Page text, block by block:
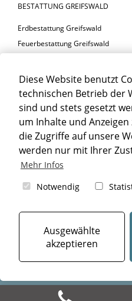
Diese Website benutzt
technischen Betrieb der
sind und stets gesetzt
um Inhalte und
die Zugriffe auf unsere
werden nur mit Ihrer
Mehr Infos
Notwendig
Ausgewählte
akzeptieren
BESTATTUNG GREIFSWALD
Erdbestattung Greifswald
Feuerbestattung Greifswald
BESTATTER GREIFSWALD
Trauerfeier Greifswald
Trauerbegleitung Greifswald
Beisetzung Greifswald
TRAUERFALL GREIFSWALD
Sterbefall Greifswald
Bestattungsarten Greifswald